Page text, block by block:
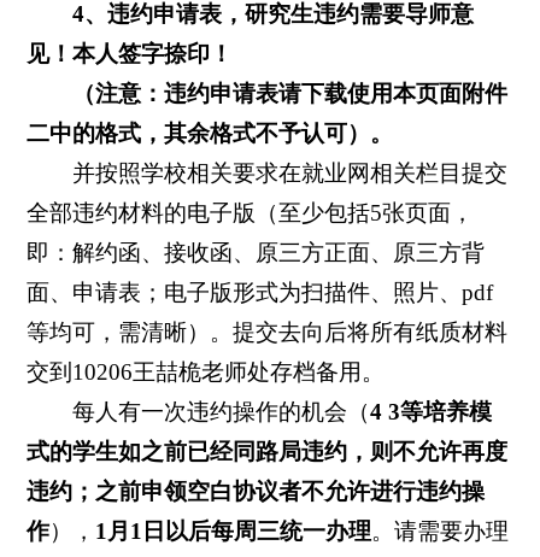
4、违约申请表，研究生违约需要导师意
见！本人签字捺印！
（注意：违约申请表请下载使用本页面附件
二中的格式，其余格式不予认可）。
并按照学校相关要求在就业网相关栏目提交
全部违约材料的电子版（至少包括5张页面，
即：解约函、接收函、原三方正面、原三方背
面、申请表；电子版形式为扫描件、照片、pdf
等均可，需清晰）。提交去向后将所有纸质材料
交到10206王喆桅老师处存档备用。
每人有一次违约操作的机会（4 3等培养模
式的学生如之前已经同路局违约，则不允许再度
违约；之前申领空白协议者不允许进行违约操
作）， 1 月 1 日以后每周三统一办理。请需要办理